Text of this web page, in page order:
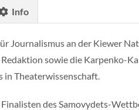
Info
Journalismus an der Kiewer
sowie die Karpenko-
in Theaterwissenschaft.
des Samovydets-